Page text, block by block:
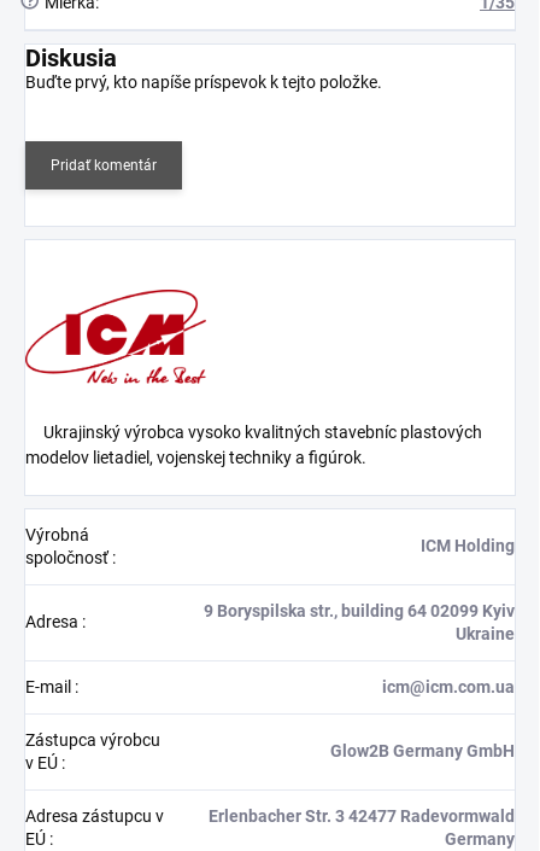
Diskusia
Buďte prvý, kto napíše príspevok k tejto položke.
Pridať komentár
Ukrajinský výrobca vysoko kvalitných stavebníc plastových
modelov lietadiel, vojenskej techniky a figúrok.
Výrobná
spoločnosť:
ICM Holding
Adresa :
9 Boryspilska str., building 64 02099 Kyiv
Ukraine
E-mail : icm@icm.com.ua
Zástupca výrobcu
v EÚ :
Glow2B Germany GmbH
Adresa zástupcu v
EÚ :
Erlenbacher Str. 3 42477 Radevormwald
Germany